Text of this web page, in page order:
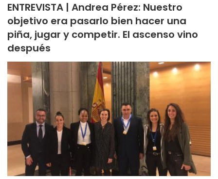
ENTREVISTA | Andrea Pérez: Nuestro
objetivo era pasarlo bien hacer una
piña, jugar y competir. El ascenso vino
después